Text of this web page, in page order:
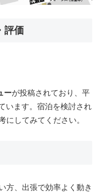
評価
ーが投稿されており、平
います。宿泊を検討され
にしてみてください。
方、出張で効率よく動き